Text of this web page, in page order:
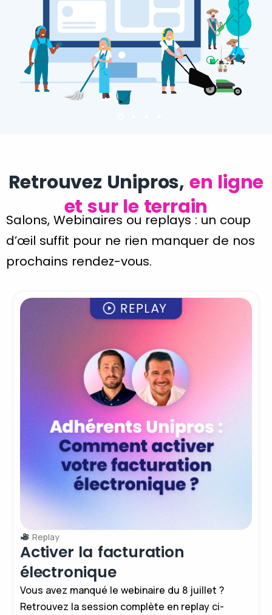
Retrouvez Unipros, en ligne
et sur le terrain
Salons, Webinaires ou replays : un coup
d’œil suffit pour ne rien manquer de nos
prochains rendez-vous.
Replay
Activer la facturation
électronique
Vous avez manqué le webinaire du 8 juillet ?
Retrouvez la session complète en replay ci-